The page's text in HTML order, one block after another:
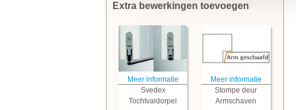
Extra bewerkingen toevoegen
Meer informatie
Svedex
Tochtvaldorpel
Meer informatie
Stompe deur
Armschaven